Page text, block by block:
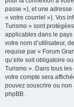
passe »), et une
« votre courriel »). Vos
Turismo » sont
applicables dans le
votre nom d’utilisateur,
requise par « Forum
qu’elle soit obligatoire
Turismo ». Dans tous
votre compte sera
pouvez souscrire ou non
phpBB.